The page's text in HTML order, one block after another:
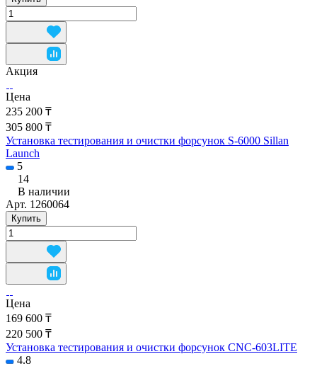
Акция
Цена
235 200 ₸
305 800 ₸
Установка тестирования и очистки форсунок S-6000 Sillan
Launch
5
14
В наличии
Арт. 1260064
Купить
Цена
169 600 ₸
220 500 ₸
Установка тестирования и очистки форсунок CNC-603LITE
4.8